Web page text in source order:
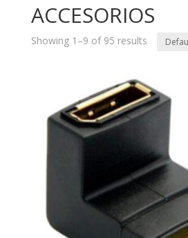
ACCESORIOS
Showing 1–9 of 95 results